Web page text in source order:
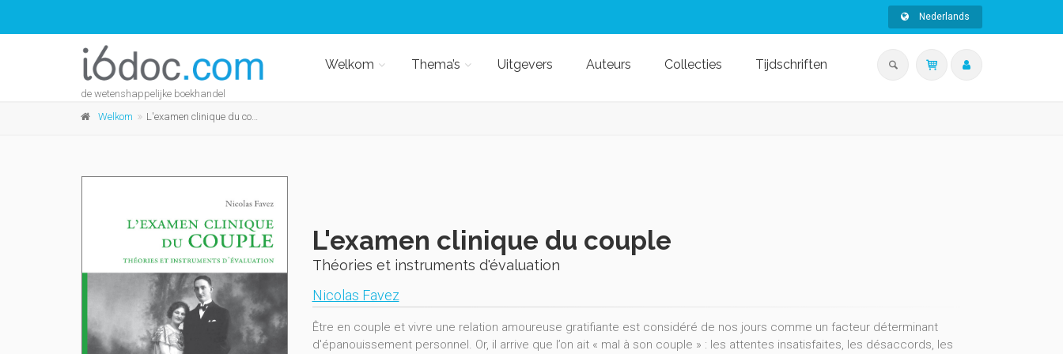
Nederlands
de wetenshappelijke boekhandel
Welkom Thema’s Uitgevers Auteurs Collecties Tijdschriften
Welkom L'examen clinique du couple
L'examen clinique du couple
Théories et instruments d'évaluation
Nicolas Favez
Être en couple et vivre une relation amoureuse gratifiante est considéré de nos jours comme un facteur déterminant
d'épanouissement personnel. Or, il arrive que l’on ait « mal à son couple » : les attentes insatisfaites, les désaccords, les